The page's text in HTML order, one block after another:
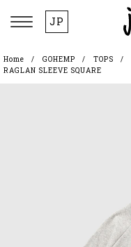
JP
Home GOHEMP TOPS
RAGLAN SLEEVE SQUARE